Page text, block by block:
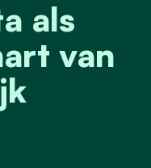
als
van